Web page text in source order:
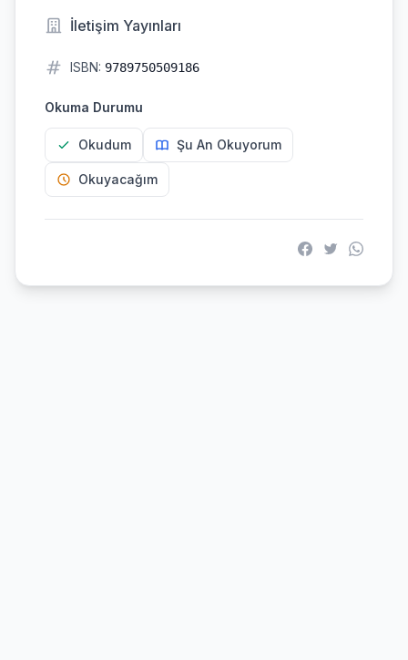
İletişim Yayınları
ISBN: 9789750509186
Okuma Durumu
Okudum Şu An Okuyorum
Okuyacağım